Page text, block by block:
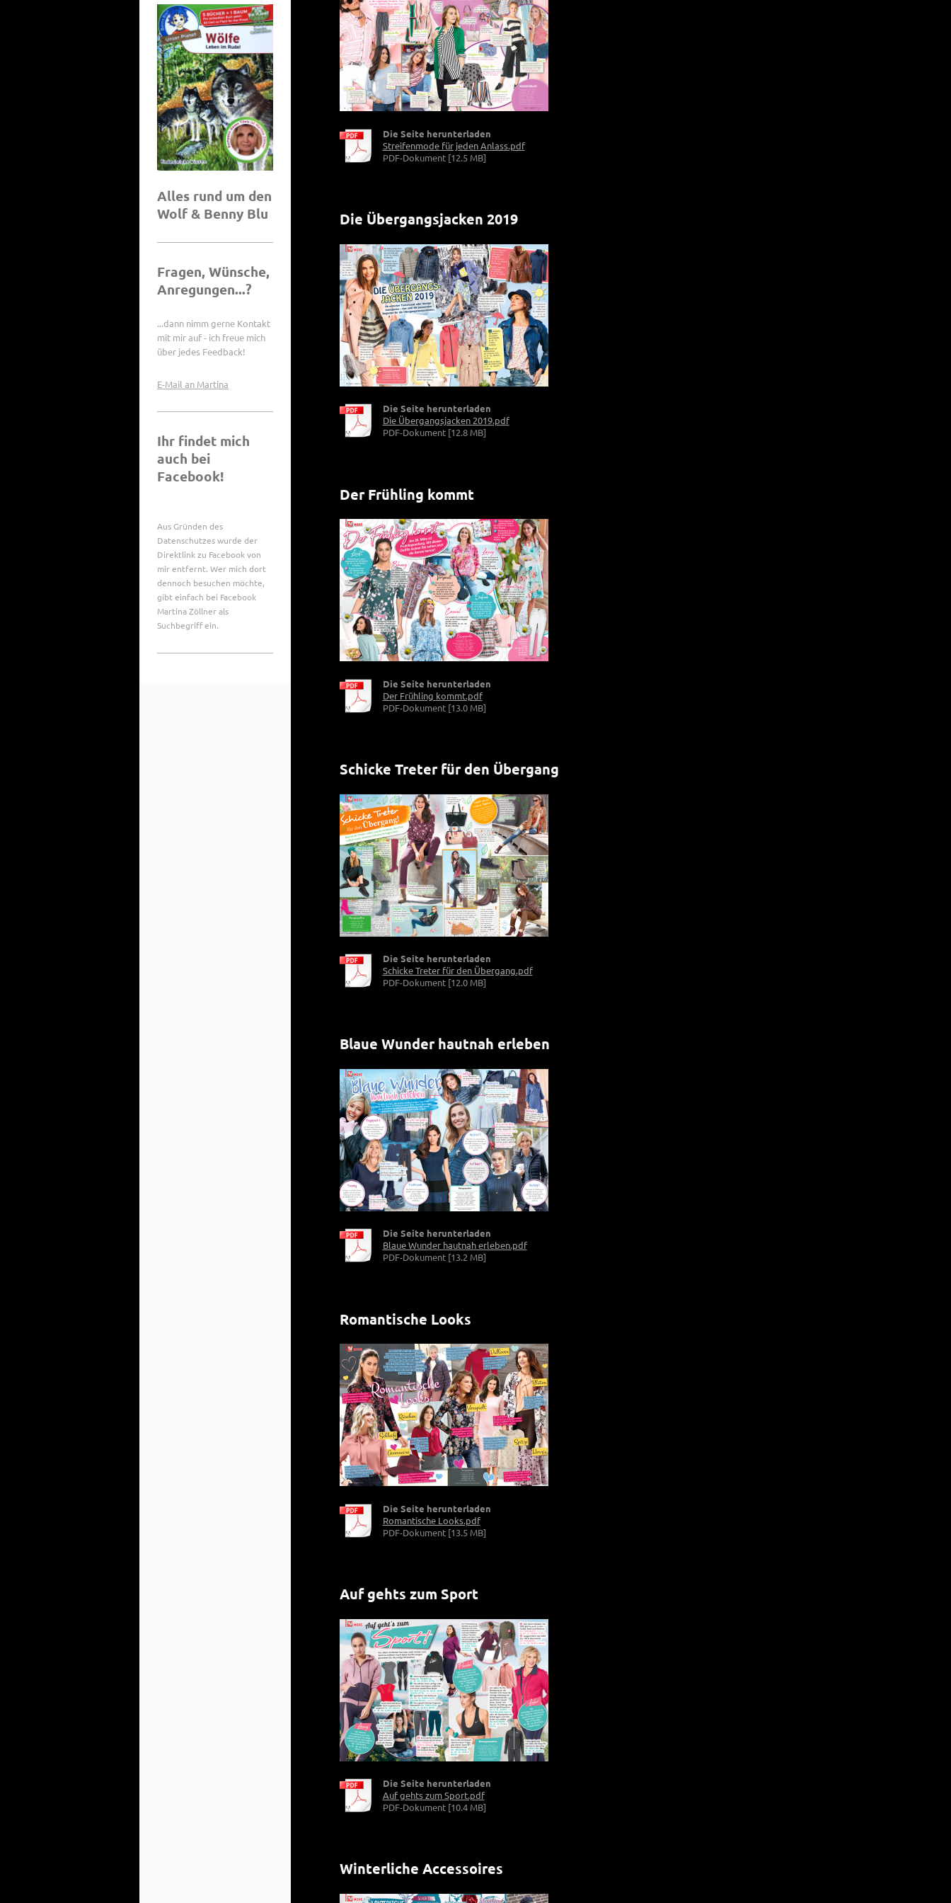
Die Seite herunterladen
Streifenmode für jeden Anlass.pdf
PDF-Dokument [12.5 MB]
Die Übergangsjacken 2019
Die Seite herunterladen
Die Übergangsjacken 2019.pdf
PDF-Dokument [12.8 MB]
Der Frühling kommt
Die Seite herunterladen
Der Frühling kommt.pdf
PDF-Dokument [13.0 MB]
Schicke Treter für den Übergang
Die Seite herunterladen
Schicke Treter für den Übergang.pdf
PDF-Dokument [12.0 MB]
Blaue Wunder hautnah erleben
Die Seite herunterladen
Blaue Wunder hautnah erleben.pdf
PDF-Dokument [13.2 MB]
Romantische Looks
Die Seite herunterladen
Romantische Looks.pdf
PDF-Dokument [13.5 MB]
Auf gehts zum Sport
Die Seite herunterladen
Auf gehts zum Sport.pdf
PDF-Dokument [10.4 MB]
Winterliche Accessoires
Alles rund um den
Wolf & Benny Blu
Fragen, Wünsche,
Anregungen...?
...dann nimm gerne Kontakt
mit mir auf - ich freue mich
über jedes Feedback!
E-Mail an Martina
Ihr findet mich
auch bei
Facebook!
Aus Gründen des
Datenschutzes wurde der
Direktlink zu Facebook von
mir entfernt. Wer mich dort
dennoch besuchen möchte,
gibt einfach bei Facebook
Martina Zöllner als
Suchbegriff ein.